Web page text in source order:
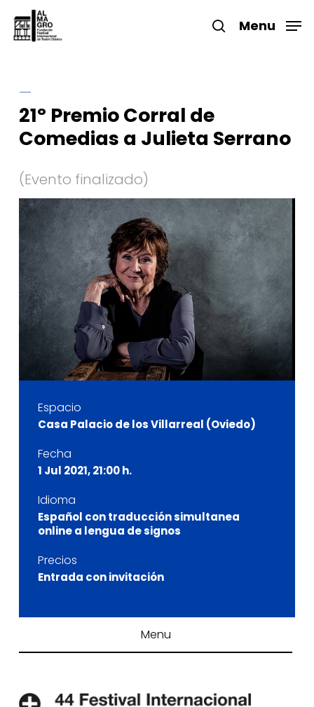
main
search
Menu
21º Premio Corral de
Comedias a Julieta Serrano
Espacio
Casa Palacio de los Villarreal (Oviedo)
Fecha
1 Jul 2021, 21:00 h.
Idioma
Español con traducción simultanea
online a lengua de signos
Precios
Entrada con invitación
Menu